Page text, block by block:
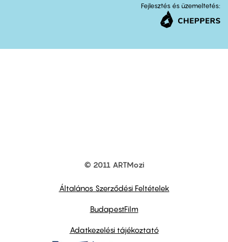
Fejlesztés és üzemeltetés:
© 2011 ARTMozi
Általános Szerződési Feltételek
BudapestFilm
Adatkezelési tájékoztató